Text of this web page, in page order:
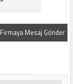
Firmaya Mesaj Gönder